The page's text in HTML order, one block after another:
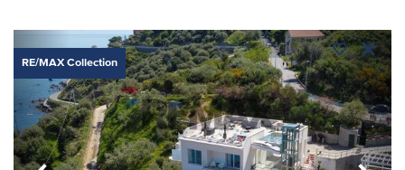
RE/MAX Collection